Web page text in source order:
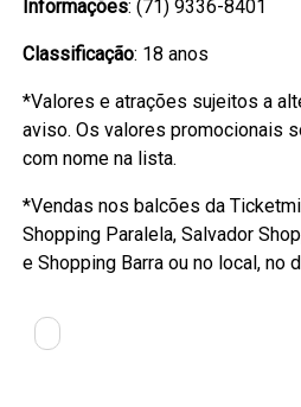
Informações: (71) 9336-8401
Classificação: 18 anos
*Valores e atrações sujeitos a
aviso. Os valores promocionais
com nome na lista.
*Vendas nos balcões da
Shopping Paralela, Salvador
e Shopping Barra ou no local, no